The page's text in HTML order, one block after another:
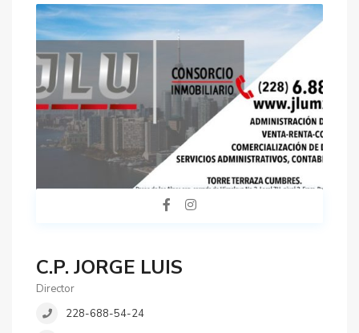
C.P. JORGE LUIS
Director
228-688-54-24